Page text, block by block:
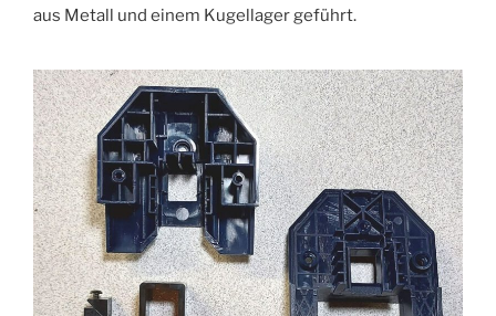
aus Metall und einem Kugellager geführt.